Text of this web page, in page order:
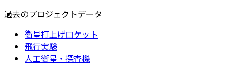
過去のプロジェクトデータ
衛星打上げロケット
飛行実験
人工衛星・探査機